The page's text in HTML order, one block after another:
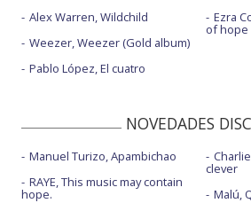
Alex Warren, Wildchild
Weezer, Weezer (Gold album)
Pablo López, El cuatro
Ezra
of hope
NOVEDADES
Manuel Turizo, Apambichao
RAYE, This music may contain
hope.
clever
Malú,